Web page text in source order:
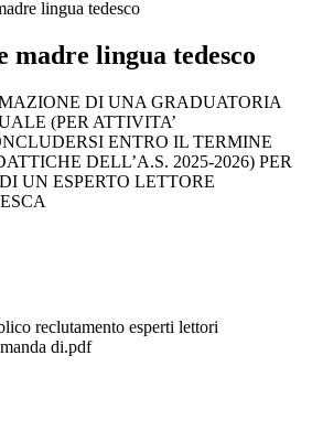
lingua tedesco
madre lingua tedesco
DI UNA GRADUATORIA
(PER ATTIVITA’
ENTRO IL TERMINE
DELL’A.S. 2025-2026) PER
UN ESPERTO LETTORE
reclutamento esperti lettori
di.pdf